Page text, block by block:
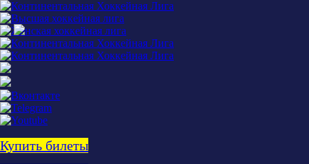
Купить билеты